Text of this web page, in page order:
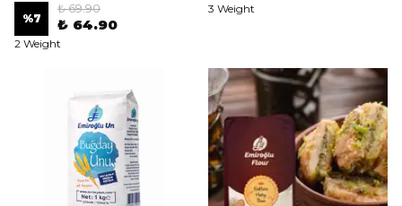
%7
₺ 69.90
₺ 64.90
2 Weight
3 Weight